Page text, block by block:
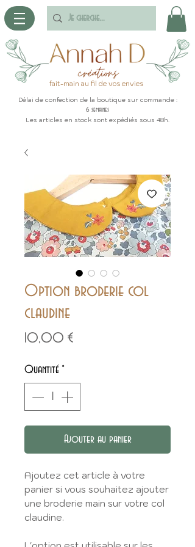
fait-main au fil de vos envies
Délai de confection de la boutique sur commande :
6 semaines
Les articles en stock sont expédiés sous 48h.
Option broderie col
claudine
10,00 €Prix
Quantité *
Ajouter au panier
Ajoutez cet article à votre
panier si vous souhaitez ajouter
une broderie main sur votre col
claudine.